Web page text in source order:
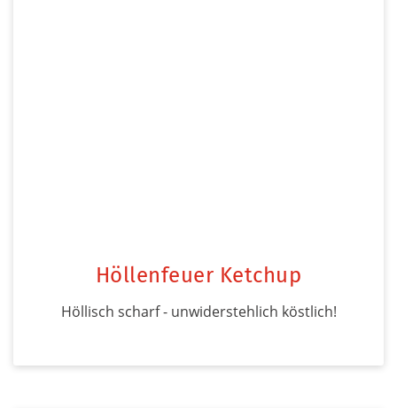
Höllenfeuer Ketchup
Höllisch scharf - unwiderstehlich köstlich!